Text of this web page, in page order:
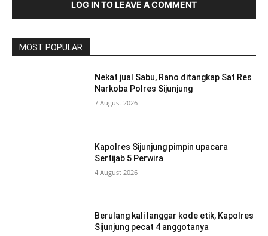
LOG IN TO LEAVE A COMMENT
MOST POPULAR
Nekat jual Sabu, Rano ditangkap Sat Res
Narkoba Polres Sijunjung
7 August 2026
Kapolres Sijunjung pimpin upacara
Sertijab 5 Perwira
4 August 2026
Berulang kali langgar kode etik, Kapolres
Sijunjung pecat 4 anggotanya